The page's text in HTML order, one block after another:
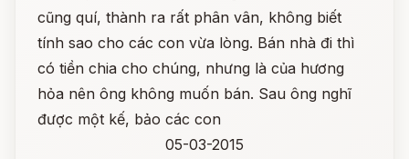
cũng quí, thành ra rất phân vân, không biết
tính sao cho các con vừa lòng. Bán nhà đi thì
có tiền chia cho chúng, nhưng là của hương
hỏa nên ông không muốn bán. Sau ông nghĩ
được một kế, bảo các con
05-03-2015